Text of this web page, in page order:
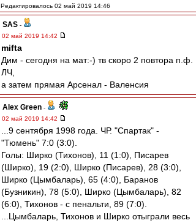
Редактировалось 02 май 2019 14:46
SAS -
02 май 2019 14:42
mifta
Дим - сегодня на мат:-) тв скоро 2 повтора п.ф.
ЛЧ,
а затем прямая Арсенал - Валенсия
Alex Green -
02 май 2019 14:42
...9 сентября 1998 года. ЧР. "Спартак" -
"Тюмень" 7:0 (3:0).
Голы: Ширко (Тихонов), 11 (1:0), Писарев
(Ширко), 19 (2:0), Ширко (Писарев), 28 (3:0),
Ширко (Цымбаларь), 65 (4:0), Баранов
(Бузникин), 78 (5:0), Ширко (Цымбаларь), 82
(6:0), Тихонов - с пенальти, 89 (7:0).
...Цымбаларь, Тихонов и Ширко отыграли весь